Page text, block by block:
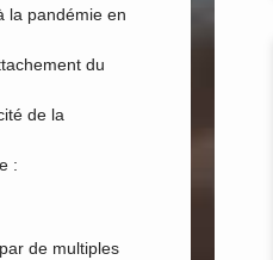
la pandémie en
du
de la
:
de multiples